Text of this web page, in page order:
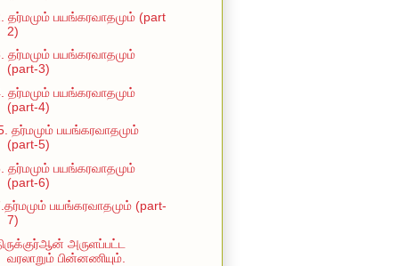
தர்மமும் பயங்கரவாதமும் (part
2)
தர்மமும் பயங்கரவாதமும்
(part-3)
தர்மமும் பயங்கரவாதமும்
(part-4)
தர்மமும் பயங்கரவாதமும்
(part-5)
தர்மமும் பயங்கரவாதமும்
(part-6)
பயங்கரவாதமும் (part-
7)
அருளப்பட்ட
வரலாறும் பின்னணியும்.